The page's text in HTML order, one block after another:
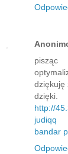
pisząc
dziękuję
dzięki.
http://
judiqq
bandar